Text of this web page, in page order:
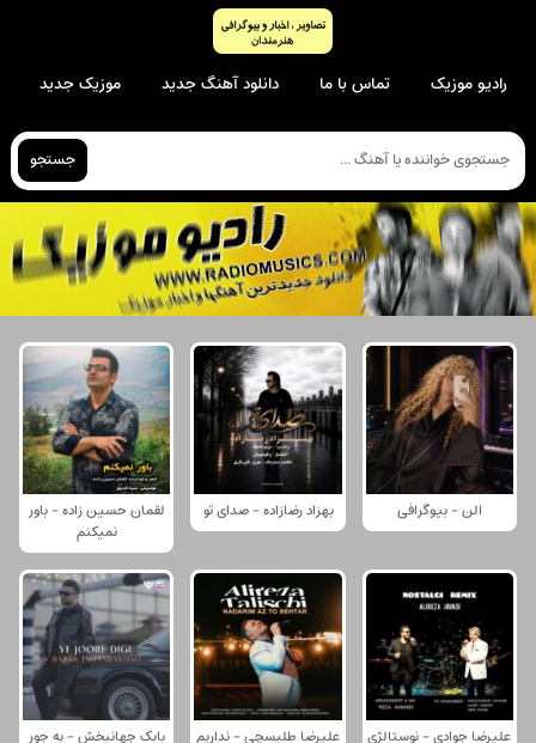
رادیو موزیک تماس با ما دانلود آهنگ جدید موزیک جدید
جستجو
الن - بیوگرافی بهزاد رضازاده - صدای تو
لقمان حسین زاده - باور
نمیکنم
علیرضا جوادی - نوستالژی
علیرضا طلیسچی - نداریم
بابک جهانبخش - یه جور